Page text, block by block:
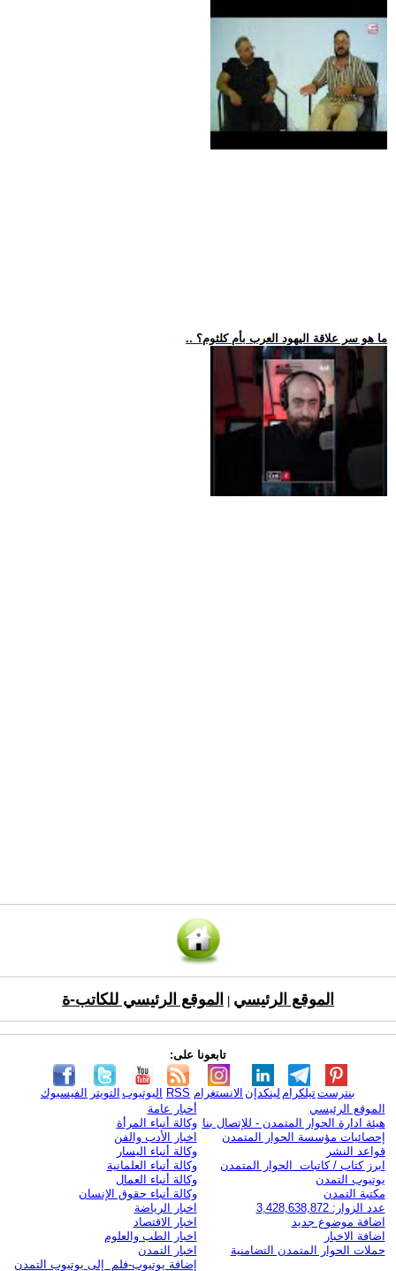
.. ما هو سر علاقة اليهود العرب بأم كلثوم؟
الموقع الرئيسي الموقع الرئيسي للكاتب-ة
تابعونا على:
الفيسبوك التويتر اليوتيوب RSS الانستغرام لينكدإن تيلكرامبنترست
الموقع الرئيسي
هيئة ادارة الحوار المتمدن - للإتصال بنا
إحصائيات مؤسسة الحوار المتمدن
قواعد النشر
ابرز كتاب / كاتبات الحوار المتمدن
يوتيوب التمدن
مكتبة التمدن
عدد الزوار: 3,428,638,872
اضافة موضوع جديد
اضافة الاخبار
حملات الحوار المتمدن التضامنية
أخبار عامة
وكالة أنباء المرأة
اخبار الأدب والفن
وكالة أنباء اليسار
وكالة أنباء العلمانية
وكالة أنباء العمال
وكالة أنباء حقوق الإنسان
اخبار الرياضة
اخبار الاقتصاد
اخبار الطب والعلوم
اخبار التمدن
إضافة يوتيوب-فلم إلى يوتيوب التمدن